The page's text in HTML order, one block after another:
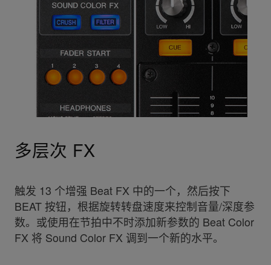
多层次 FX
触发 13 个增强 Beat FX 中的一个，然后按下
BEAT 按钮，根据旋转转盘速度来控制音量/深度参
数。或使用在节拍中不时添加新参数的 Beat Color
FX 将 Sound Color FX 调到一个新的水平。